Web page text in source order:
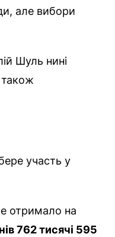
але вибори
Шуль нині
також
участь у
отримало на
762 тисячі 595